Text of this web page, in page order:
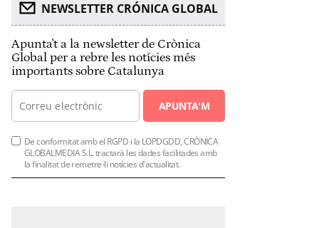
NEWSLETTER CRÓNICA GLOBAL
Apunta't a la newsletter de Crònica
Global per a rebre les notícies més
importants sobre Catalunya
APUNTA'M
De conformitat amb el RGPD i la LOPDGDD, CRÒNICA
GLOBALMEDIA S.L. tractarà les dades facilitades amb
la finalitat de remetre-li notícies d'actualitat.